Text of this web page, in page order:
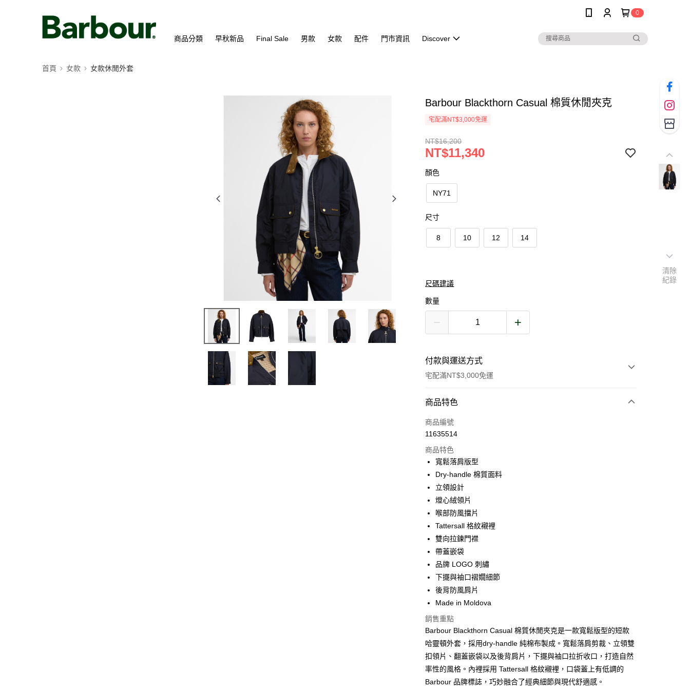
0
商品分類 早秋新品 Final Sale 男款 女款 配件 門市資訊 Discover
首頁 女款 女款休閒外套
Barbour Blackthorn Casual 棉質休閒夾克
宅配滿NT$3,000免運
NT$16,200
NT$11,340
顏色
NY71
尺寸
8 10 12 14
尺碼建議
數量
付款與運送方式
宅配滿NT$3,000免運
付款方式
信用卡一次付款
3 期 0 利率 每期
合作金庫商業銀行
華南商業銀行
國泰世華商業銀行
臺灣中小企業銀行
匯豐（台灣）商業銀行
聯邦商業銀行
元大商業銀行
台新國際商業銀行
台灣樂天信用卡公司
LINE Pay
街口支付
Google Pay
全盈+PAY
AFTEE先享後付
相關說明
AFTEE先享後付是「在收到商品之後才付款」的支付方式。 讓您購物簡單
便利好安心！
１．簡單：不需註冊會員、不需綁卡、不需儲值。
２．便利：只要手機號碼，簡訊認證，即可結帳。
３．安心：先確認商品／服務後，再付款。
１．於結帳方式選擇「AFTEE先享後付」後，將跳轉至「AFTEE先享後
ATM付款
運送方式
黑貓宅急便配送到府
每筆NT$120，滿NT$3,000(含以上)免運費
商品特色
商品編號
11635514
商品特色
寬鬆落肩版型
Dry-handle 棉質面料
立領設計
燈心絨領片
喉部防風擋片
Tattersall 格紋襯裡
雙向拉鍊門襟
帶蓋嵌袋
品牌 LOGO 刺繡
下擺與袖口褶嫺細節
後背防風肩片
Made in Moldova
銷售重點
Barbour Blackthorn Casual 棉質休閒夾克是一款寬鬆版型的短款
哈靈頓外套，採用dry-handle 純棉布製成。寬鬆落肩剪裁、立領雙
扣領片、翻蓋嵌袋以及後背肩片，下擺與袖口拉折收口，打造自然
率性的風格。內裡採用 Tattersall 格紋襯裡，口袋蓋上有低調的
Barbour 品牌標誌，巧妙融合了經典細節與現代舒適感。
清除
紀錄